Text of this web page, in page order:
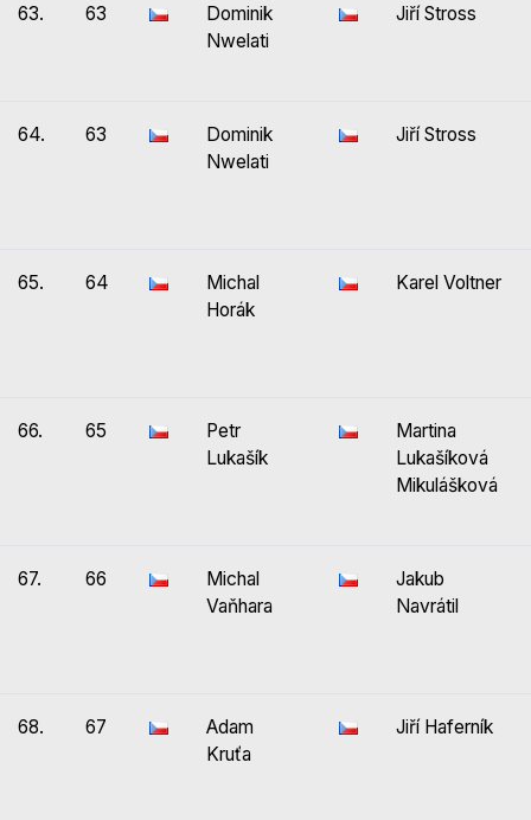
63. 63
Dominik
Nwelati
Jiří Stross
64. 63
Dominik
Nwelati
Jiří Stross
65. 64
Michal
Horák
Karel Voltner
66. 65
Petr
Lukašík
Martina
Lukašíková
Mikulášková
67. 66
Michal
Vaňhara
Jakub
Navrátil
68. 67
Adam
Kruťa
Jiří Haferník